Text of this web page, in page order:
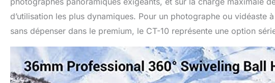
d’utilisation les plus dynamiques. Pour un photographe ou vidéaste
sans dépenser dans le premium, le CT-10 représente une option